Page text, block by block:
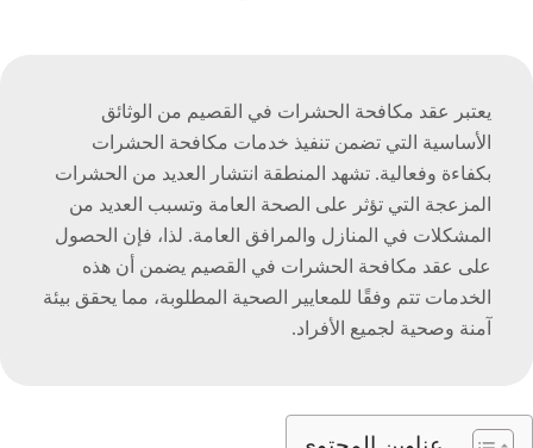
يعتبر عقد مكافحة الحشرات في القصيم من الوثائق
الأساسية التي تضمن تنفيذ خدمات مكافحة الحشرات
بكفاءة وفعالية. تشهد المنطقة انتشار العديد من الحشرات
المزعجة التي تؤثر على الصحة العامة وتسبب العديد من
المشكلات في المنازل والمرافق العامة. لذا، فإن الحصول
على عقد مكافحة الحشرات في القصيم يضمن أن هذه
الخدمات تتم وفقًا للمعايير الصحية المطلوبة، مما يحقق بيئة
آمنة وصحية لجميع الأفراد.